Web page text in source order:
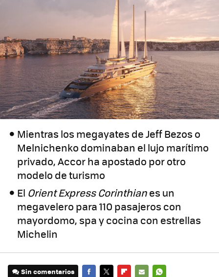
Mientras los megayates de Jeff Bezos o
Melnichenko dominaban el lujo marítimo
privado, Accor ha apostado por otro
modelo de turismo
El Orient Express Corinthianes un
megavelero para 110 pasajeros con
mayordomo, spa y cocina con estrellas
Michelin
Sin comentarios